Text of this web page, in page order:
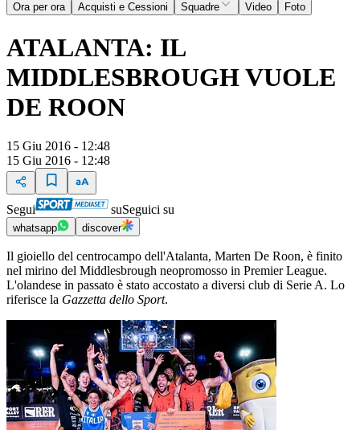
Ora per ora Acquisti e Cessioni Squadre Video Foto
ATALANTA: IL
MIDDLESBROUGH VUOLE
DE ROON
15 Giu 2016 - 12:48
15 Giu 2016 - 12:48
Segui suSeguici su
whatsapp discover
Il gioiello del centrocampo dell'Atalanta, Marten De Roon, è finito
nel mirino del Middlesbrough neopromosso in Premier League.
L'olandese in passato è stato accostato a diversi club di Serie A. Lo
riferisce la Gazzetta dello Sport.